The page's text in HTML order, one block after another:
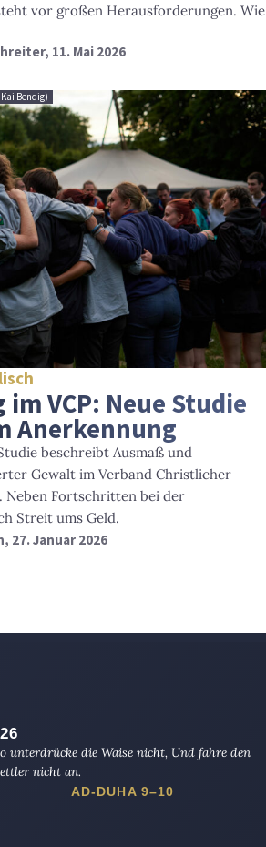
vor großen Herausforderungen. Wie
11. Mai 2026
Bendig)
VCP: Neue Studie
Anerkennung
beschreibt Ausmaß und
Gewalt im Verband Christlicher
Neben Fortschritten bei der
Streit ums Geld.
, 27. Januar 2026
unterdrücke die Waise nicht, Und fahre den
nicht an.
AD-DUHA 9–10